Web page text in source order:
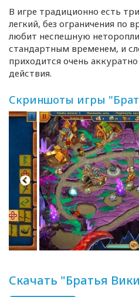
В игре традиционно есть
легкий, без ограничения по
любит неспешную
стандартным временем, и
приходится очень
действия.
Скриншоты игры
Скачать "Братья